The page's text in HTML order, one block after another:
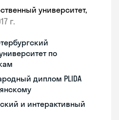
университет,
г.
по
диплом PLIDA
и интерактивный